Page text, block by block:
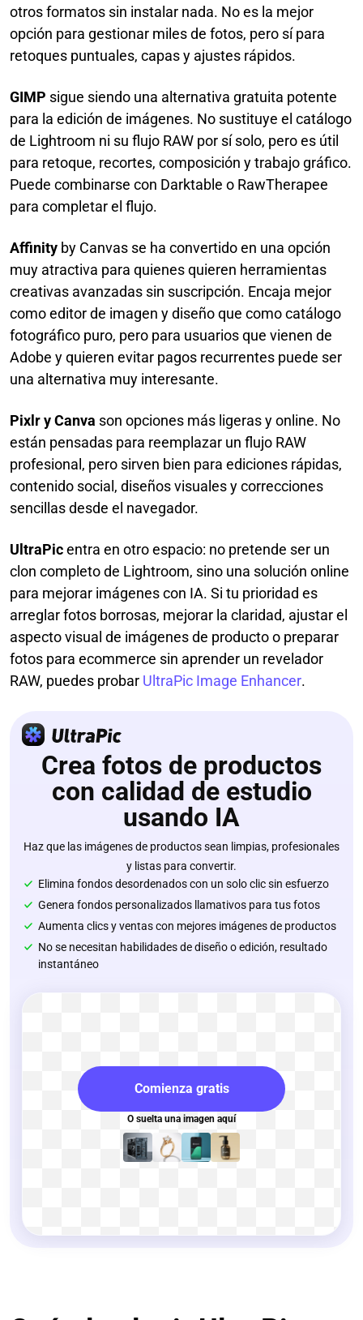
otros formatos sin instalar nada. No es la mejor
opción para gestionar miles de fotos, pero sí para
retoques puntuales, capas y ajustes rápidos.
GIMP sigue siendo una alternativa gratuita potente
para la edición de imágenes. No sustituye el catálogo
de Lightroom ni su flujo RAW por sí solo, pero es útil
para retoque, recortes, composición y trabajo gráfico.
Puede combinarse con Darktable o RawTherapee
para completar el flujo.
Affinity by Canvas se ha convertido en una opción
muy atractiva para quienes quieren herramientas
creativas avanzadas sin suscripción. Encaja mejor
como editor de imagen y diseño que como catálogo
fotográfico puro, pero para usuarios que vienen de
Adobe y quieren evitar pagos recurrentes puede ser
una alternativa muy interesante.
Pixlr y Canva son opciones más ligeras y online. No
están pensadas para reemplazar un flujo RAW
profesional, pero sirven bien para ediciones rápidas,
contenido social, diseños visuales y correcciones
sencillas desde el navegador.
UltraPicentra en otro espacio: no pretende ser un
clon completo de Lightroom, sino una solución online
para mejorar imágenes con IA. Si tu prioridad es
arreglar fotos borrosas, mejorar la claridad, ajustar el
aspecto visual de imágenes de producto o preparar
fotos para ecommerce sin aprender un revelador
RAW, puedes probar UltraPic Image Enhancer.
Crea fotos de productos
con calidad de estudio
usando IA
Haz que las imágenes de productos sean limpias, profesionales
y listas para convertir.
Elimina fondos desordenados con un solo clic sin esfuerzo
Genera fondos personalizados llamativos para tus fotos
Aumenta clics y ventas con mejores imágenes de productos
No se necesitan habilidades de diseño o edición, resultado
instantáneo
Comienza gratis
O suelta una imagen aquí